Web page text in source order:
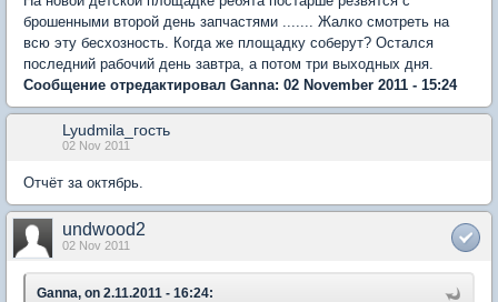
брошенными второй день запчастями ....... Жалко смотреть на
всю эту бесхозность. Когда же площадку соберут? Остался
последний рабочий день завтра, а потом три выходных дня.
Сообщение отредактировал Ganna: 02 November 2011 - 15:24
Lyudmila_гость
02 Nov 2011
Отчёт за октябрь.
undwood2
02 Nov 2011
Ganna, on 2.11.2011 - 16:24: